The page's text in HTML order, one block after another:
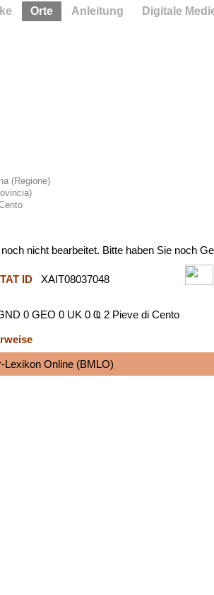
(Regione)
nicht bearbeitet. Bitte haben Sie noch
ID
XAIT08037048
0 GEO 0 UK 0 Ҩ 2 Pieve di Cento
Online (BMLO)
Orte Anleitung Digitale